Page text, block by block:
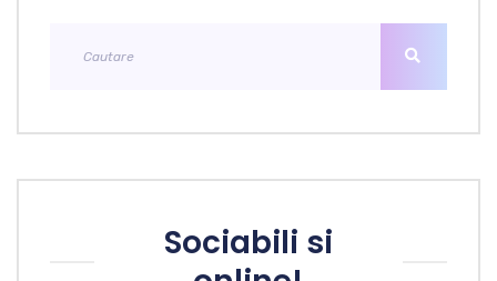
Sociabili si